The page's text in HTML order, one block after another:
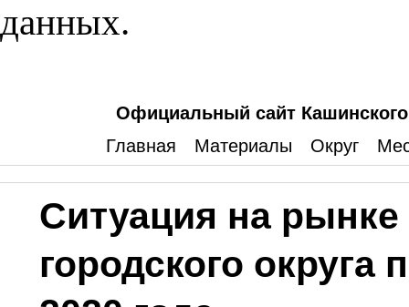
данных.
Официальный сайт Кашинского
Главная
Материалы Округ
Ситуация на рынке
городского